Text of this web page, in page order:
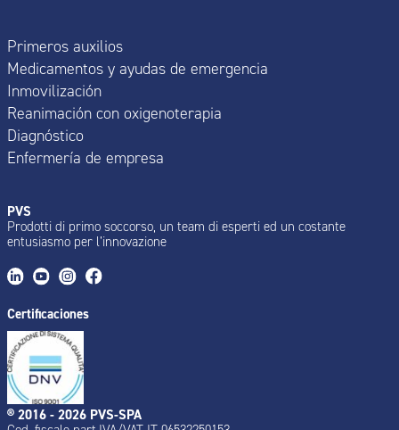
Primeros auxilios
Medicamentos y ayudas de emergencia
Inmovilización
Reanimación con oxigenoterapia
Diagnóstico
Enfermería de empresa
PVS
Prodotti di primo soccorso, un team di esperti ed un costante
entusiasmo per l’innovazione
Certificaciones
® 2016 - 2026 PVS-SPA